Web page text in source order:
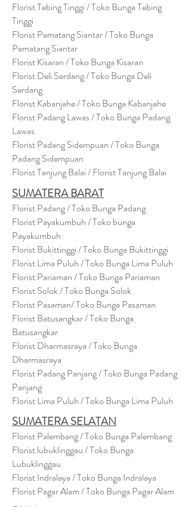
Florist Tebing Tinggi / Toko Bunga Tebing
Tinggi
Florist Pematang Siantar / Toko Bunga
Pematang Siantar
Florist Kisaran / Toko Bunga Kisaran
Florist Deli Serdang / Toko Bunga Deli
Serdang
Florist Kabanjahe / Toko Bunga Kabanjahe
Florist Padang Lawas / Toko Bunga Padang
Lawas
Florist Padang Sidempuan / Toko Bunga
Padang Sidempuan
Florist Tanjung Balai / Florist Tanjung Balai
SUMATERA BARAT
Florist Padang / Toko Bunga Padang
Florist Payakumbuh / Toko bunga
Payakumbuh
Florist Bukittinggi / Toko Bunga Bukittinggi
Florist Lima Puluh / Toko Bunga Lima Puluh
Florist Pariaman / Toko Bunga Pariaman
Florist Solok / Toko Bunga Solok
Florist Pasaman/ Toko Bunga Pasaman
Florist Batusangkar / Toko Bunga
Batusangkar
Florist Dharmasraya / Toko Bunga
Dharmasraya
Florist Padang Panjang / Toko Bunga Padang
Panjang
Florist Lima Puluh / Toko Bunga Lima Puluh
SUMATERA SELATAN
Florist Palembang / Toko Bunga Palembang
Florist lubuklinggau / Toko Bunga
Lubuklinggau
Florist Indralaya / Toko Bunga Indralaya
Florist Pagar Alam / Toko Bunga Pagar Alam